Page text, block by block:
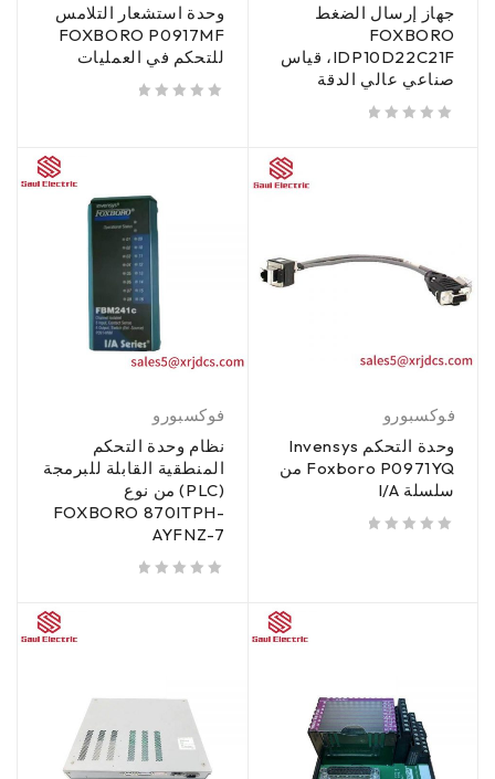
جهاز إرسال الضغط
FOXBORO
IDP10D22C21F، قياس
صناعي عالي الدقة
وحدة استشعار التلامس
FOXBORO P0917MF
للتحكم في العمليات
فوكسبورو
وحدة التحكم Invensys
Foxboro P0971YQ من
سلسلة I/A
فوكسبورو
نظام وحدة التحكم
المنطقية القابلة للبرمجة
(PLC) من نوع
FOXBORO 870ITPH-
AYFNZ-7